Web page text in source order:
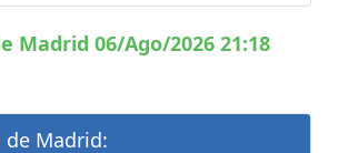
Madrid 06/Ago/2026 21:18
de Madrid: